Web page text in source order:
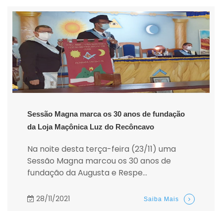
Sessão Magna marca os 30 anos de fundação
da Loja Maçônica Luz do Recôncavo
Na noite desta terça-feira (23/11) uma
Sessão Magna marcou os 30 anos de
fundação da Augusta e Respe...
28/11/2021 Saiba Mais